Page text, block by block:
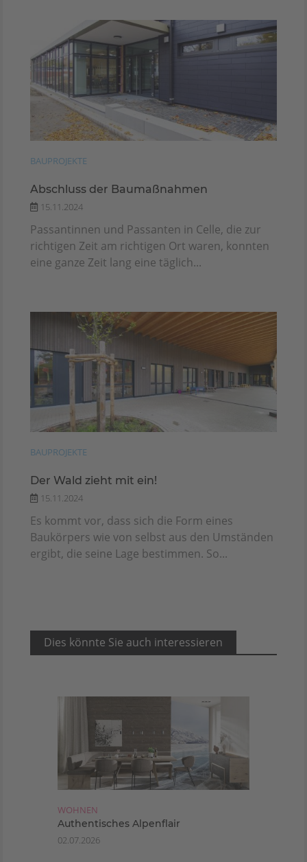
BAUPROJEKTE
Abschluss der Baumaßnahmen
15.11.2024
Passantinnen und Passanten in Celle, die zur
richtigen Zeit am richtigen Ort waren, konnten
eine ganze Zeit lang eine täglich...
BAUPROJEKTE
Der Wald zieht mit ein!
15.11.2024
Es kommt vor, dass sich die Form eines
Baukörpers wie von selbst aus den Umständen
ergibt, die seine Lage bestimmen. So...
Dies könnte Sie auch interessieren
WOHNEN
Authentisches Alpenflair
02.07.2026